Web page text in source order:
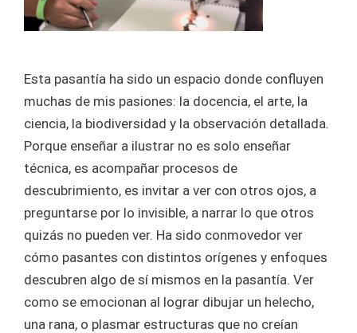
Esta pasantía ha sido un espacio donde confluyen
muchas de mis pasiones: la docencia, el arte, la
ciencia, la biodiversidad y la observación detallada.
Porque enseñar a ilustrar no es solo enseñar
técnica, es acompañar procesos de
descubrimiento, es invitar a ver con otros ojos, a
preguntarse por lo invisible, a narrar lo que otros
quizás no pueden ver. Ha sido conmovedor ver
cómo pasantes con distintos orígenes y enfoques
descubren algo de sí mismos en la pasantía. Ver
como se emocionan al lograr dibujar un helecho,
una rana, o plasmar estructuras que no creían